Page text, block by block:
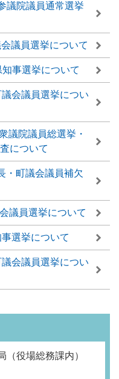
議院議員通常選挙
議員選挙について
事選挙について
会議員選挙につい
議院議員総選挙・
について
・町議会議員補欠
議員選挙について
選挙について
会議員選挙につい
（役場総務課内）